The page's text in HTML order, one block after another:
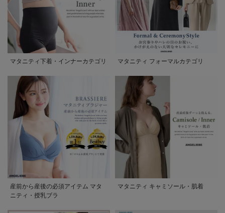
マタニティ下着・インナーカテゴリ マタニティ フォーマルカテゴリ
産前から産後の必須アイテム マタ
ニティ・授乳ブラ
マタニティ キャミソール・肌着